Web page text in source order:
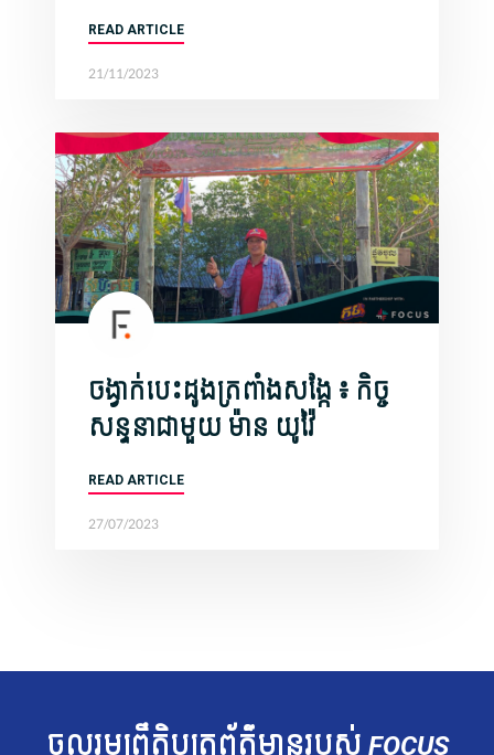
READ ARTICLE
21/11/2023
ចង្វាក់បេះដូងត្រពាំងសង្កែ ៖ កិច្ច
សន្ទនាជាមួយ ​ម៉ាន យូវ៉ៃ
READ ARTICLE
27/07/2023